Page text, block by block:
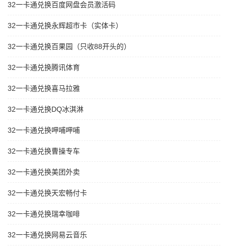
32一卡通兑换百度网盘会员激活码
32一卡通兑换永辉超市卡（实体卡）
32一卡通兑换百果园（只收88开头的）
32一卡通兑换腾讯体育
32一卡通兑换喜马拉雅
32一卡通兑换DQ冰淇淋
32一卡通兑换呷哺呷哺
32一卡通兑换曹操专车
32一卡通兑换美团外卖
32一卡通兑换天宏畅付卡
32一卡通兑换瑞幸咖啡
32一卡通兑换网易云音乐